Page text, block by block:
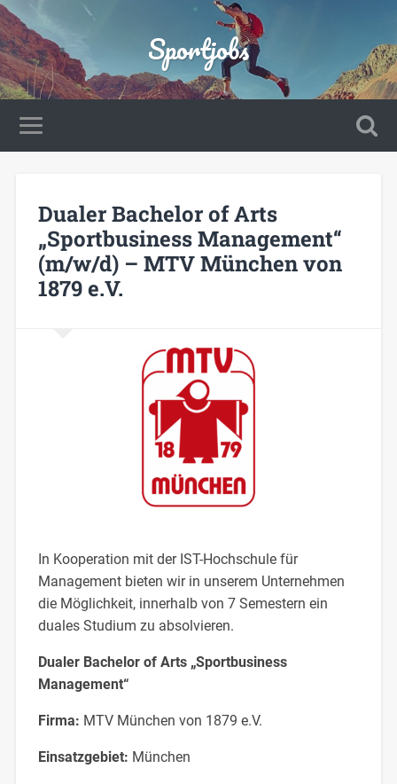
Sportjobs
Dualer Bachelor of Arts
„Sportbusiness Management“
(m/w/d) – MTV München von
1879 e.V.
In Kooperation mit der IST-Hochschule für
Management bieten wir in unserem Unternehmen
die Möglichkeit, innerhalb von 7 Semestern ein
duales Studium zu absolvieren.
Dualer Bachelor of Arts „Sportbusiness
Management“
Firma: MTV München von 1879 e.V.
Einsatzgebiet: München